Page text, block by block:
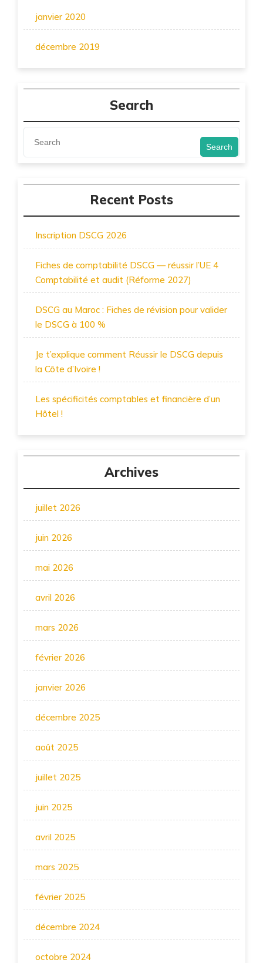
janvier 2020
décembre 2019
Search
Search
Recent Posts
Inscription DSCG 2026
Fiches de comptabilité DSCG — réussir l’UE 4
Comptabilité et audit (Réforme 2027)
DSCG au Maroc : Fiches de révision pour valider
le DSCG à 100 %
Je t’explique comment Réussir le DSCG depuis
la Côte d’Ivoire !
Les spécificités comptables et financière d’un
Hôtel !
Archives
juillet 2026
juin 2026
mai 2026
avril 2026
mars 2026
février 2026
janvier 2026
décembre 2025
août 2025
juillet 2025
juin 2025
avril 2025
mars 2025
février 2025
décembre 2024
octobre 2024